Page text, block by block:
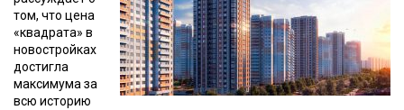
том, что цена
«квадрата» в
новостройках
достигла
максимума за
всю историю